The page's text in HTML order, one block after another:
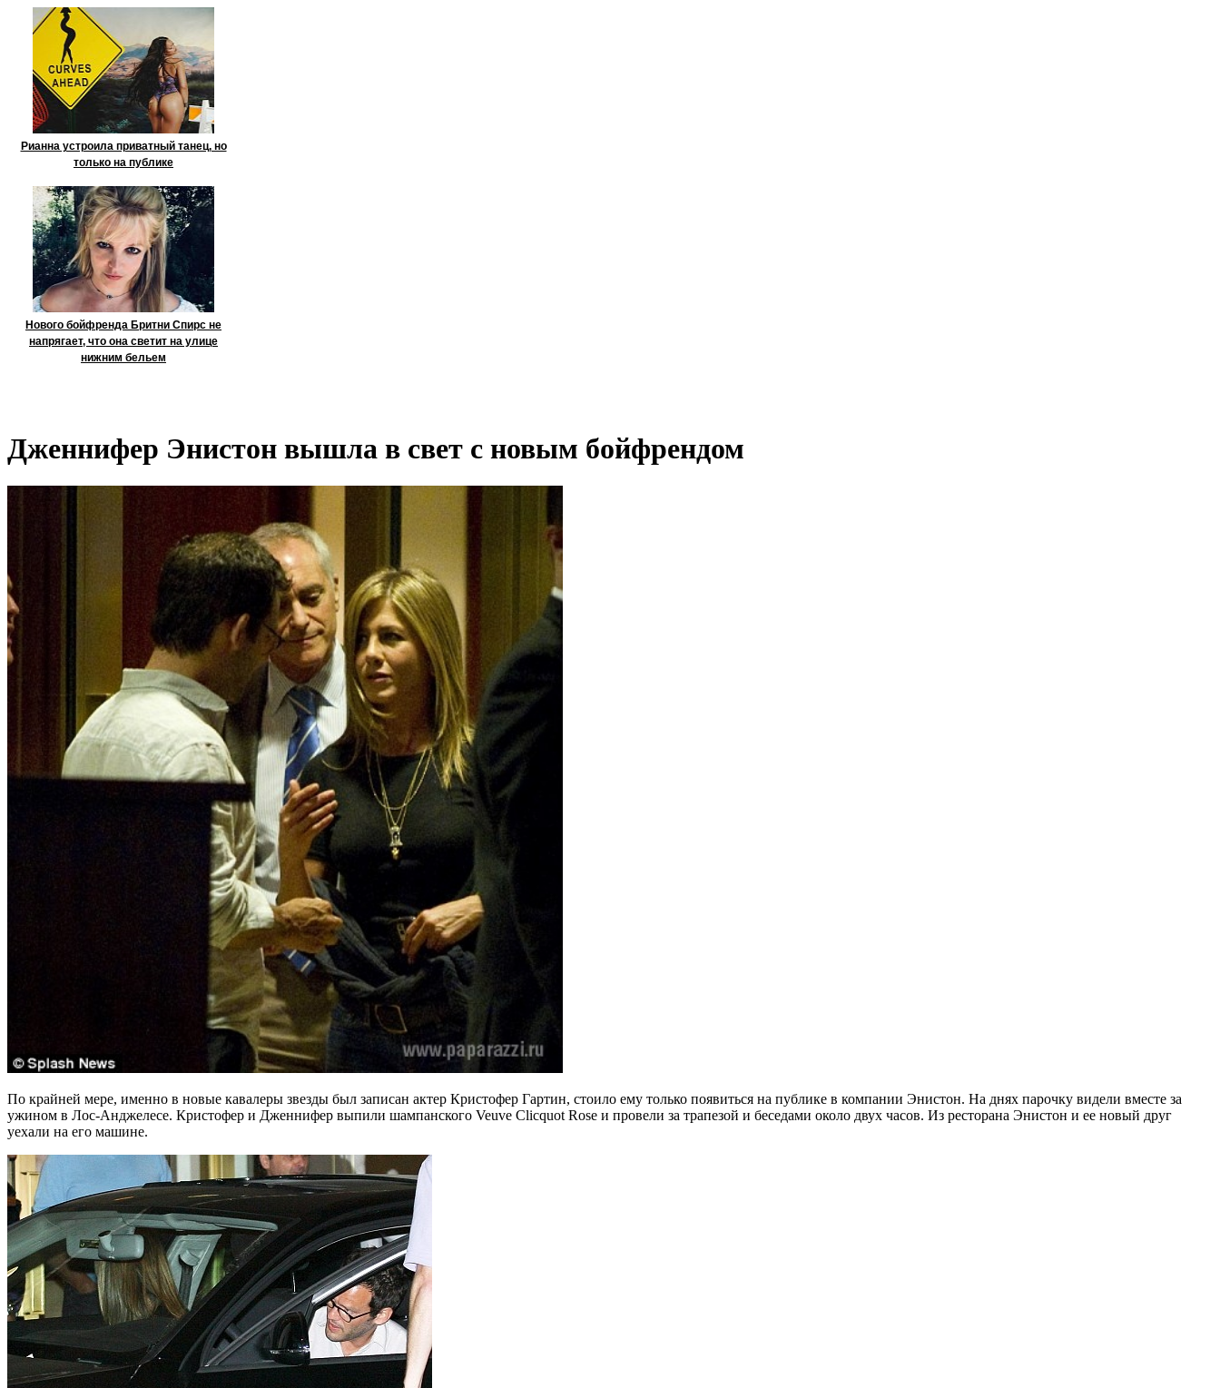
Рианна устроила приватный танец, но
только на публике
Нового бойфренда Бритни Спирс не
напрягает, что она светит на улице
нижним бельем
Дженнифер Энистон вышла в свет с новым бойфрендом
По крайней мере, именно в новые кавалеры звезды был записан актер Кристофер Гартин, стоило ему только появиться на публике в компании Энистон. На днях парочку видели вместе за
ужином в Лос-Анджелесе. Кристофер и Дженнифер выпили шампанского Veuve Clicquot Rose и провели за трапезой и беседами около двух часов. Из ресторана Энистон и ее новый друг
уехали на его машине.